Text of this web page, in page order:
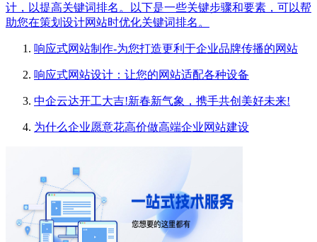
计，以提高关键词排名。以下是一些关键步骤和要素，可以帮
助您在策划设计网站时优化关键词排名。
响应式网站制作-为您打造更利于企业品牌传播的网站
响应式网站设计：让您的网站适配各种设备
中企云达开工大吉!新春新气象，携手共创美好未来!
为什么企业愿意花高价做高端企业网站建设